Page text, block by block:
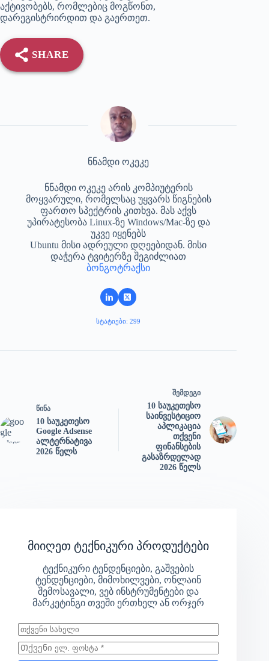
აქტივობებს, რომლებიც მოგწონთ,
დარეგისტრირდით და გაერთეთ.
SHARE
ნნამდი ოკეკე
ნნამდი ოკეკე არის კომპიუტერის
მოყვარული, რომელსაც უყვარს წიგნების
ფართო სპექტრის კითხვა. მას აქვს
უპირატესობა Linux-ზე Windows/Mac-ზე და
უკვე იყენებს
Ubuntu მისი ადრეული დღეებიდან. მისი
დაჭერა ტვიტერზე შეგიძლიათ
ბონგოტრაქსი
ᲡᲢᲐᲢᲘᲔᲑᲘ: 299
ᲬᲘᲜᲐ
10 საუკეთესო
Google Adsense
ალტერნატივა
2026 წელს
ᲨᲔᲛᲓᲔᲒᲘ
10 საუკეთესო
საინვესტიციო
აპლიკაცია
თქვენი
ფინანსების
გასაზრდელად
2026 წელს
მიიღეთ ტექნიკური პროდუქტები
ტექნიკური ტენდენციები, გაშვების
ტენდენციები, მიმოხილვები, ონლაინ
შემოსავალი, ვებ ინსტრუმენტები და
მარკეტინგი თვეში ერთხელ ან ორჯერ